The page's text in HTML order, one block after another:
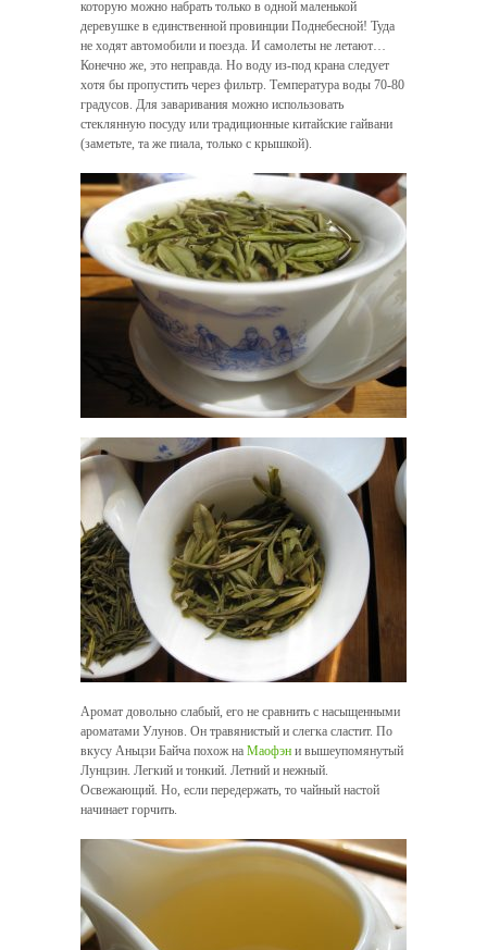
которую можно набрать только в одной маленькой
деревушке в единственной провинции Поднебесной! Туда
не ходят автомобили и поезда. И самолеты не летают…
Конечно же, это неправда. Но воду из-под крана следует
хотя бы пропустить через фильтр. Температура воды 70-80
градусов. Для заваривания можно использовать
стеклянную посуду или традиционные китайские гайвани
(заметьте, та же пиала, только с крышкой).
Аромат довольно слабый, его не сравнить с насыщенными
ароматами Улунов. Он травянистый и слегка сластит. По
вкусу Аньцзи Байча похож на Маофэн и вышеупомянутый
Лунцзин. Легкий и тонкий. Летний и нежный.
Освежающий. Но, если передержать, то чайный настой
начинает горчить.